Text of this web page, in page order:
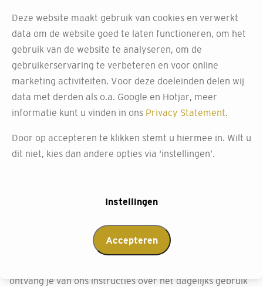
Kies voor onze
eenvoudige montage en
professionele service
shutters te monteren. Of het nu gaat om standaard
ramen, speciale raamvormen of openslaande deuren,
je thuis. Na de levering starten we direct met de
installatie, inclusief uitgebreide tests van de bediening en
ontvang je van ons instructies over het dagelijks gebruik
Deze website maakt gebruik van cookies en verwerkt
data om de website goed te laten functioneren, om het
gebruik van de website te analyseren, om de
gebruikerservaring te verbeteren en voor online
marketing activiteiten. Voor deze doeleinden delen wij
data met derden als o.a. Google en Hotjar, meer
informatie kunt u vinden in ons Privacy Statement
Door op accepteren te klikken stemt u hiermee in. Wilt u
dit niet, kies dan andere opties via ‘instellingen’.
Instellingen
Accepteren